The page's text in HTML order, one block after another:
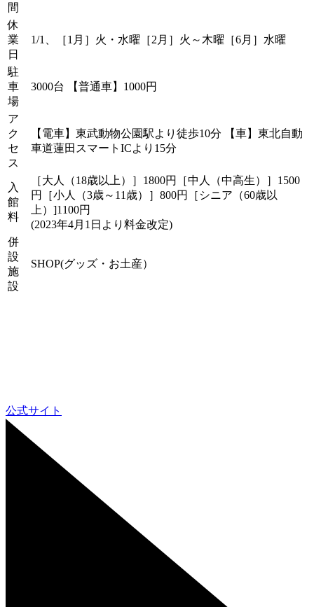
間
休
業
日
1/1、［1月］火・水曜［2月］火～木曜［6月］水曜
駐
車
場
3000台 【普通車】1000円
ア
ク
セ
ス
【電車】東武動物公園駅より徒歩10分 【車】東北自動
車道蓮田スマートICより15分
入
館
料
［大人（18歳以上）］1800円［中人（中高生）］1500
円［小人（3歳～11歳）］800円［シニア（60歳以
上）]1100円
(2023年4月1日より料金改定)
併
設
施
設
SHOP(グッズ・お土産）
公式サイト